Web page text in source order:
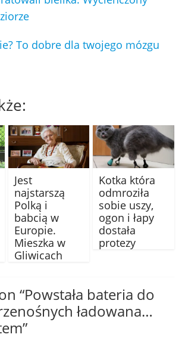
To dobre dla twojego mózgu
Jest
najstarszą
Polką i
babcią w
Europie.
Mieszka w
Gliwicach
Kotka która
odmroziła
sobie uszy,
ogon i łapy
dostała
protezy
“Powstała bateria do
ładowana…
”